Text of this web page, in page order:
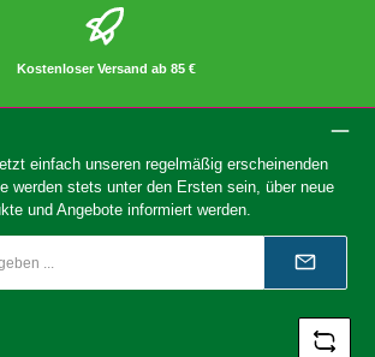
Kostenloser Versand ab 85 €
einfach unseren regelmäßig erscheinenden
werden stets unter den Ersten sein, über neue
und Angebote informiert werden.